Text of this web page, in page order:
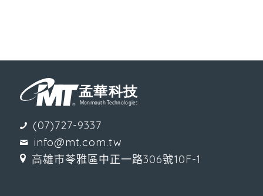
(07)727-9337
info@mt.com.tw
高雄市苓雅區中正一路306號10F-1